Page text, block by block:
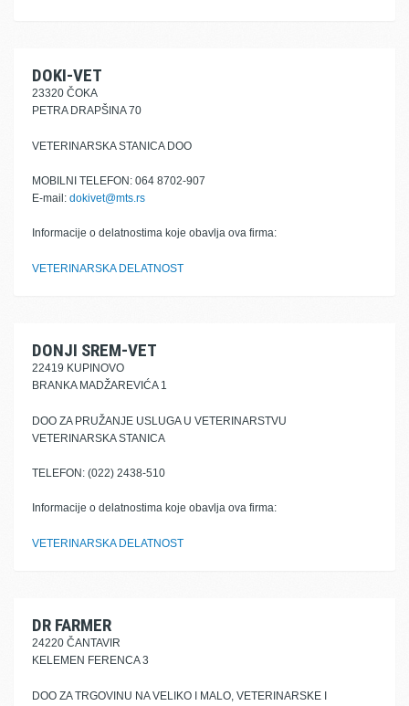
DOKI-VET
23320 ČOKA
PETRA DRAPŠINA 70
VETERINARSKA STANICA DOO
MOBILNI TELEFON: 064 8702-907
E-mail: dokivet@mts.rs
Informacije o delatnostima koje obavlja ova firma:
VETERINARSKA DELATNOST
DONJI SREM-VET
22419 KUPINOVO
BRANKA MADŽAREVIĆA 1
DOO ZA PRUŽANJE USLUGA U VETERINARSTVU
VETERINARSKA STANICA
TELEFON: (022) 2438-510
Informacije o delatnostima koje obavlja ova firma:
VETERINARSKA DELATNOST
DR FARMER
24220 ČANTAVIR
KELEMEN FERENCA 3
DOO ZA TRGOVINU NA VELIKO I MALO, VETERINARSKE I